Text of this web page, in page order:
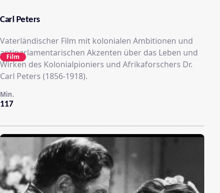
Carl Peters
Vaterländischer Film mit kolonialen Ambitionen und
antiparlamentarischen Akzenten über das Leben und
Wirken des Kolonialpioniers und Afrikaforschers Dr.
Carl Peters (1856-1918).
117
Min.
Film